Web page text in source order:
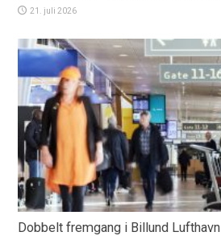
21. juli 2026
Dobbelt fremgang i Billund Lufthavn